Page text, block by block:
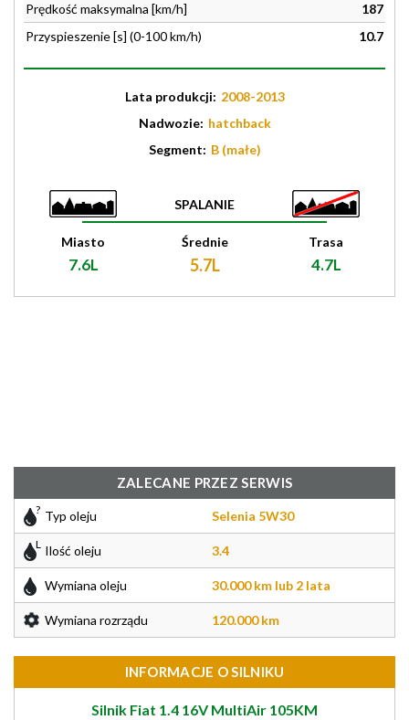
Prędkość maksymalna [km/h]
187
Przyspieszenie [s] (0-100 km/h)
10.7
Lata produkcji: 2008-2013
Nadwozie: hatchback
Segment: B (małe)
SPALANIE
Miasto
7.6L
Średnie
5.7L
Trasa
4.7L
ZALECANE PRZEZ SERWIS
Typ oleju Selenia 5W30
Ilość oleju 3.4
Wymiana oleju 30.000 km lub 2 lata
Wymiana rozrządu 120.000 km
INFORMACJE O SILNIKU
Silnik Fiat 1.4 16V MultiAir 105KM